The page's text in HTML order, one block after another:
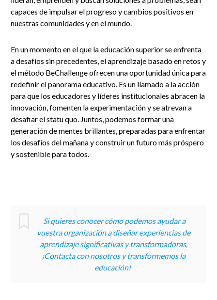
capaces de impulsar el progreso y cambios positivos en
nuestras comunidades y en el mundo.
En un momento en el que la educación superior se enfrenta
a desafíos sin precedentes, el aprendizaje basado en retos y
el método BeChallenge ofrecen una oportunidad única para
redefinir el panorama educativo. Es un llamado a la acción
para que los educadores y líderes institucionales abracen la
innovación, fomenten la experimentación y se atrevan a
desafiar el statu quo. Juntos, podemos formar una
generación de mentes brillantes, preparadas para enfrentar
los desafíos del mañana y construir un futuro más próspero
y sostenible para todos.
Si quieres conocer cómo podemos ayudar a
vuestra organización a diseñar experiencias de
aprendizaje significativas y transformadoras,
¡Contacta con nosotros y transformemos la
educación!